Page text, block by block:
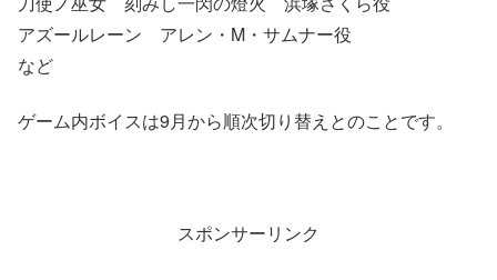
アズールレーン アレン・M・サムナー役
など
ゲーム内ボイスは9月から順次切り替えとのことです。
スポンサーリンク